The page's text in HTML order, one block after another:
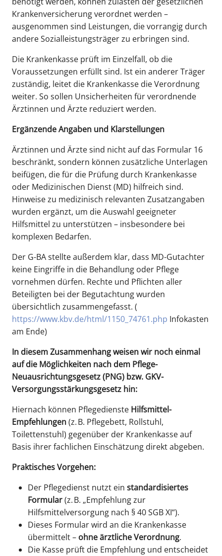
Krankenversicherung verordnet werden –
ausgenommen sind Leistungen, die vorrangig durch
andere Sozialleistungsträger zu erbringen sind.
Die Krankenkasse prüft im Einzelfall, ob die
Voraussetzungen erfüllt sind. Ist ein anderer Träger
zuständig, leitet die Krankenkasse die Verordnung
weiter. So sollen Unsicherheiten für verordnende
Ärztinnen und Ärzte reduziert werden.
Ergänzende Angaben und Klarstellungen
Ärztinnen und Ärzte sind nicht auf das Formular 16
beschränkt, sondern können zusätzliche Unterlagen
beifügen, die für die Prüfung durch Krankenkasse
oder Medizinischen Dienst (MD) hilfreich sind.
Hinweise zu medizinisch relevanten Zusatzangaben
wurden ergänzt, um die Auswahl geeigneter
Hilfsmittel zu unterstützen – insbesondere bei
komplexen Bedarfen.
Der G-BA stellte außerdem klar, dass MD-Gutachter
keine Eingriffe in die Behandlung oder Pflege
vornehmen dürfen. Rechte und Pflichten aller
Beteiligten bei der Begutachtung wurden
übersichtlich zusammengefasst. (
https://www.kbv.de/html/1150_74761.php Infokasten
am Ende)
In diesem Zusammenhang weisen wir noch einmal
auf die Möglichkeiten nach dem Pflege-
Neuausrichtungsgesetz (PNG) bzw. GKV-
Versorgungsstärkungsgesetz hin:
Hiernach können Pflegedienste Hilfsmittel-
Empfehlungen(z. B. Pflegebett, Rollstuhl,
Toilettenstuhl) gegenüber der Krankenkasse auf
Basis ihrer fachlichen Einschätzung direkt abgeben.
Praktisches Vorgehen:
Der Pflegedienst nutzt ein standardisiertes
Formular(z. B. „Empfehlung zur
Hilfsmittelversorgung nach § 40 SGB XI“).
Dieses Formular wird an die Krankenkasse
übermittelt – ohne ärztliche Verordnung.
Die Kasse prüft die Empfehlung und entscheidet